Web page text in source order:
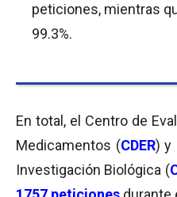
peticiones, mientras
99.3%.
En total, el Centro de
Medicamentos (CDER) y
Investigación Biológica (